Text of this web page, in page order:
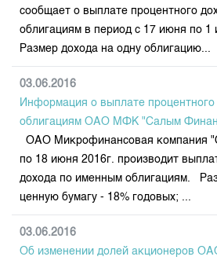
сообщает о выплате процентного
облигациям в период с 17 июня по 1
Размер дохода на одну облигацию...
03.06.2016
Информация о выплате процентного
облигациям ОАО МФК "Салым
ОАО Микрофинансовая компания
по 18 июня 2016г. производит
дохода по именным облигациям.
ценную бумагу - 18% годовых; ...
03.06.2016
Об изменении долей акционеров